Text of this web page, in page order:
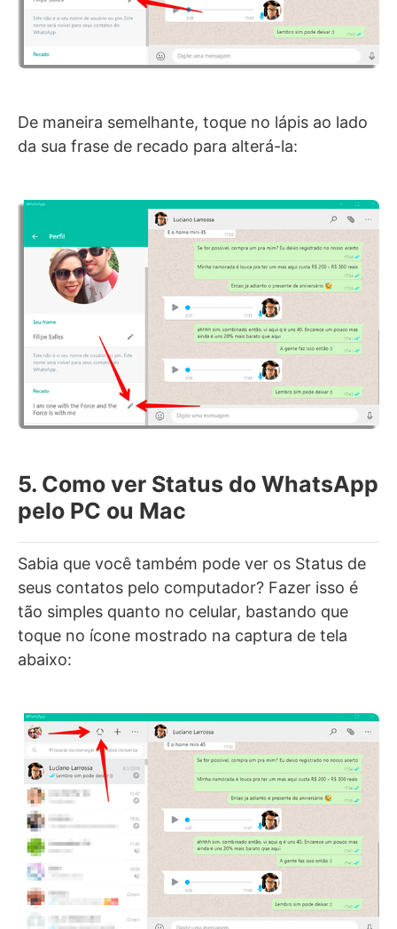
De maneira semelhante, toque no lápis ao lado
da sua frase de recado para alterá-la:
5. Como ver Status do WhatsApp
pelo PC ou Mac
Sabia que você também pode ver os Status de
seus contatos pelo computador? Fazer isso é
tão simples quanto no celular, bastando que
toque no ícone mostrado na captura de tela
abaixo: